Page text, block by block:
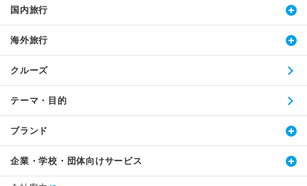
国内旅行
海外旅行
クルーズ
テーマ・目的
ブランド
企業・学校・団体向けサービス